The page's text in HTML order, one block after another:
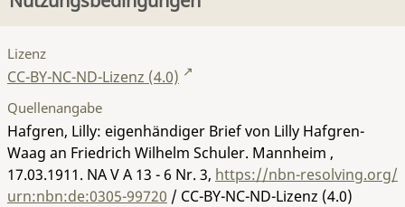
Lizenz
CC-BY-NC-ND-Lizenz (4.0)
Quellenangabe
Hafgren, Lilly: eigenhändiger Brief von Lilly Hafgren-
Waag an Friedrich Wilhelm Schuler. Mannheim ,
17.03.1911. NA V A 13 - 6 Nr. 3, https://nbn-resolving.org/
urn:nbn:de:0305-99720 / CC-BY-NC-ND-Lizenz (4.0)